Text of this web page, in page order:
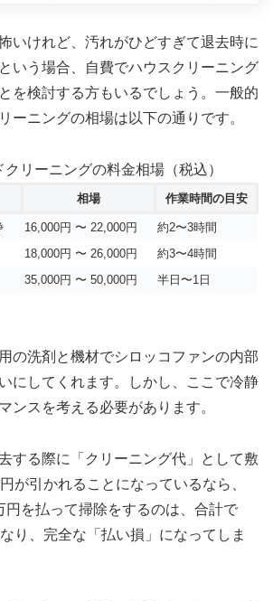
いけれど、汚れがひどすぎて退去時に
いう場合、自費でハウスクリーニング
を検討する方もいるでしょう。一般的
ーニングの相場は以下の通りです。
クリーニングの料金相場（税込）
相場 作業時間の目安
16,000円 〜 22,000円
約2〜3時間
18,000円 〜 26,000円
約3〜4時間
35,000円 〜 50,000円 半日〜1日
の洗剤と機材でシロッコファンの内部
にしてくれます。しかし、ここで冷静
ンスを考える必要があります。
する際に「クリーニング代」として敷
が引かれることになっているなら、
円を払って掃除をするのは、合計で
り、完全な「払い損」になってしま